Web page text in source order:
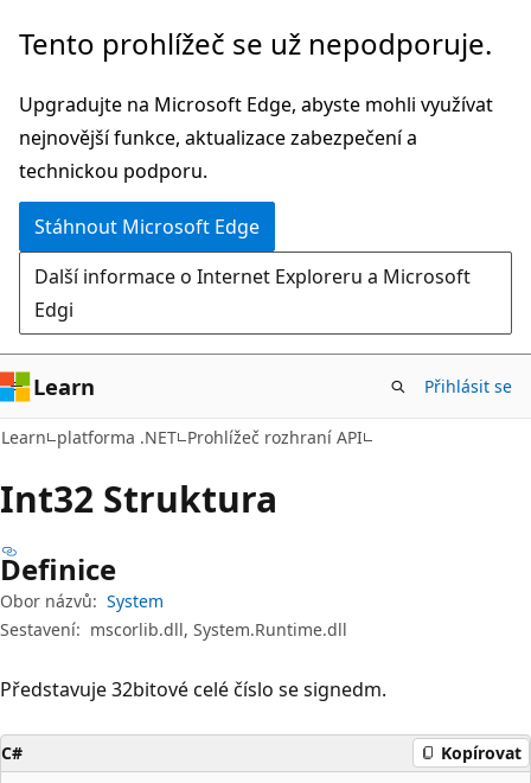
Přeskočit
hlavní
obsah
Přeskočit
navigaci
na
stránce
Tento prohlížeč se už nepodporuje.
Upgradujte na Microsoft Edge, abyste mohli využívat
nejnovější funkce, aktualizace zabezpečení a
technickou podporu.
Stáhnout Microsoft Edge
Další informace o Internet Exploreru a Microsoft
Edgi
Learn Přihlásit se
Learn platforma .NET Prohlížeč rozhraní API
Int32 Struktura
Definice
Obor názvů: System
Sestavení: mscorlib.dll, System.Runtime.dll
Představuje 32bitové celé číslo se signedm.
C# Kopírovat